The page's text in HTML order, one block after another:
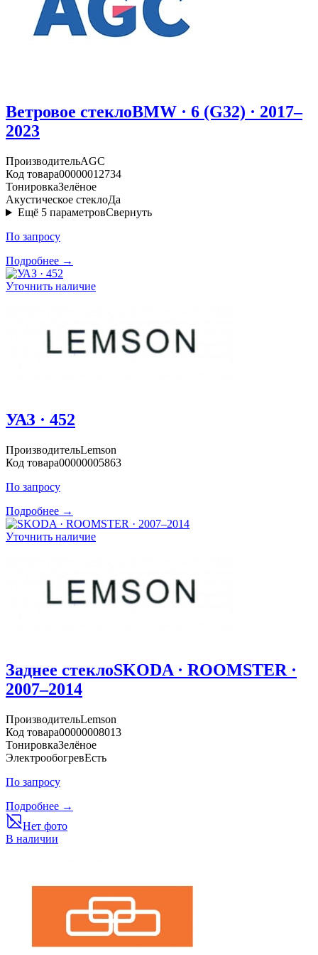
Ветровое стеклоBMW · 6 (G32) · 2017–
2023
ПроизводительAGC
Код товара00000012734
ТонировкаЗелёное
Акустическое стеклоДа
Ещё 5 параметровСвернуть
По запросу
Подробнее →
Уточнить наличие
УАЗ · 452
ПроизводительLemson
Код товара00000005863
По запросу
Подробнее →
Уточнить наличие
Заднее стеклоSKODA · ROOMSTER ·
2007–2014
ПроизводительLemson
Код товара00000008013
ТонировкаЗелёное
ЭлектрообогревЕсть
По запросу
Подробнее →
Нет фото
В наличии